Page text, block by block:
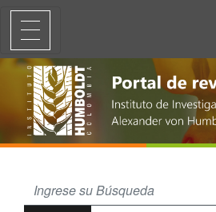
Trichomycterus rosablanca (Siluriformes,